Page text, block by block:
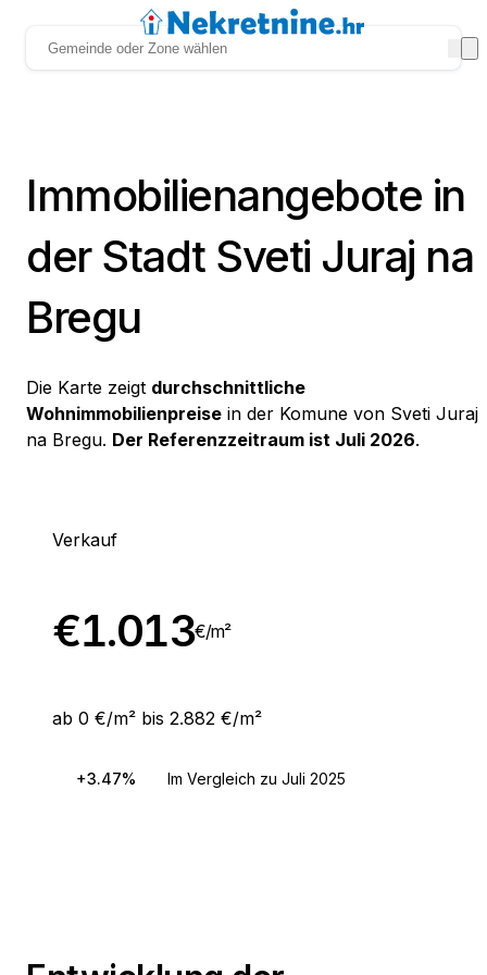
Immobilienangebote in
der Stadt Sveti Juraj na
Bregu
Die Karte zeigt durchschnittliche
Wohnimmobilienpreise in der Komune von Sveti Juraj
na Bregu. Der Referenzzeitraum ist Juli 2026.
Verkauf
€1.013€/m²
ab 0 €/m² bis 2.882 €/m²
+3.47% Im Vergleich zu Juli 2025